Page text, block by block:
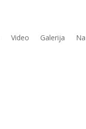
Video Galerija